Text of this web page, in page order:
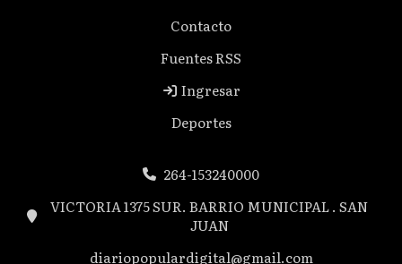
Contacto
Fuentes RSS
Ingresar
Deportes
264-153240000
VICTORIA 1375 SUR. BARRIO MUNICIPAL . SAN
JUAN
diariopopulardigital@gmail.com